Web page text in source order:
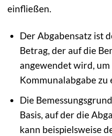
einfließen.
Der Abgabensatz ist
Betrag, der auf die
angewendet wird,
Kommunalabgabe zu
Die
Basis, auf der die
kann beispielsweise